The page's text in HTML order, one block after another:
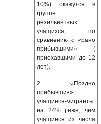
10%) окажутся в
группе
резильентных
учащихся, по
сравнению с «рано
прибывшими» (
приехавшими до 12
лет).
2.
«Поздно
прибывшие»
учащиеся-мигранты
на 24% реже, чем
учащиеся из числа